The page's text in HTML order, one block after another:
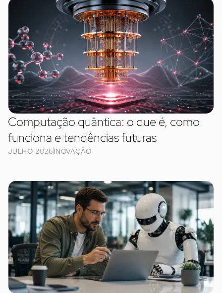
Computação quântica: o que é, como
funciona e tendências futuras
JULHO 2026INOVAÇÃO